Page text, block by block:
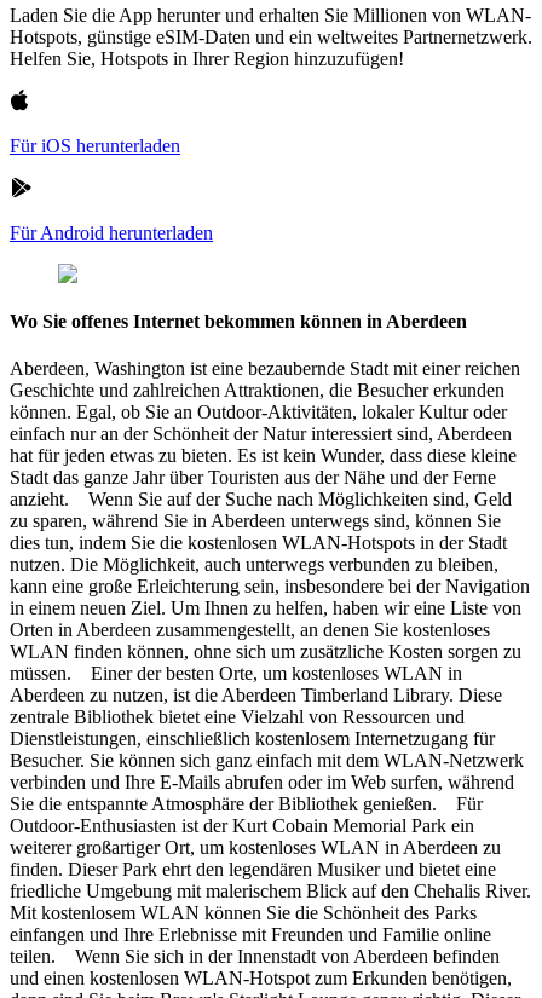
Laden Sie die App herunter und erhalten Sie Millionen von WLAN-
Hotspots, günstige eSIM-Daten und ein weltweites Partnernetzwerk.
Helfen Sie, Hotspots in Ihrer Region hinzuzufügen!
Für iOS herunterladen
Für Android herunterladen
Wo Sie offenes Internet bekommen können in Aberdeen
Aberdeen, Washington ist eine bezaubernde Stadt mit einer reichen
Geschichte und zahlreichen Attraktionen, die Besucher erkunden
können. Egal, ob Sie an Outdoor-Aktivitäten, lokaler Kultur oder
einfach nur an der Schönheit der Natur interessiert sind, Aberdeen
hat für jeden etwas zu bieten. Es ist kein Wunder, dass diese kleine
Stadt das ganze Jahr über Touristen aus der Nähe und der Ferne
anzieht. Wenn Sie auf der Suche nach Möglichkeiten sind, Geld
zu sparen, während Sie in Aberdeen unterwegs sind, können Sie
dies tun, indem Sie die kostenlosen WLAN-Hotspots in der Stadt
nutzen. Die Möglichkeit, auch unterwegs verbunden zu bleiben,
kann eine große Erleichterung sein, insbesondere bei der Navigation
in einem neuen Ziel. Um Ihnen zu helfen, haben wir eine Liste von
Orten in Aberdeen zusammengestellt, an denen Sie kostenloses
WLAN finden können, ohne sich um zusätzliche Kosten sorgen zu
müssen. Einer der besten Orte, um kostenloses WLAN in
Aberdeen zu nutzen, ist die Aberdeen Timberland Library. Diese
zentrale Bibliothek bietet eine Vielzahl von Ressourcen und
Dienstleistungen, einschließlich kostenlosem Internetzugang für
Besucher. Sie können sich ganz einfach mit dem WLAN-Netzwerk
verbinden und Ihre E-Mails abrufen oder im Web surfen, während
Sie die entspannte Atmosphäre der Bibliothek genießen. Für
Outdoor-Enthusiasten ist der Kurt Cobain Memorial Park ein
weiterer großartiger Ort, um kostenloses WLAN in Aberdeen zu
finden. Dieser Park ehrt den legendären Musiker und bietet eine
friedliche Umgebung mit malerischem Blick auf den Chehalis River.
Mit kostenlosem WLAN können Sie die Schönheit des Parks
einfangen und Ihre Erlebnisse mit Freunden und Familie online
teilen. Wenn Sie sich in der Innenstadt von Aberdeen befinden
und einen kostenlosen WLAN-Hotspot zum Erkunden benötigen,